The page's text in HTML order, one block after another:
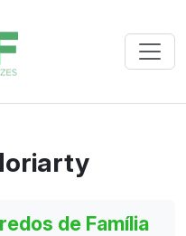
de Família